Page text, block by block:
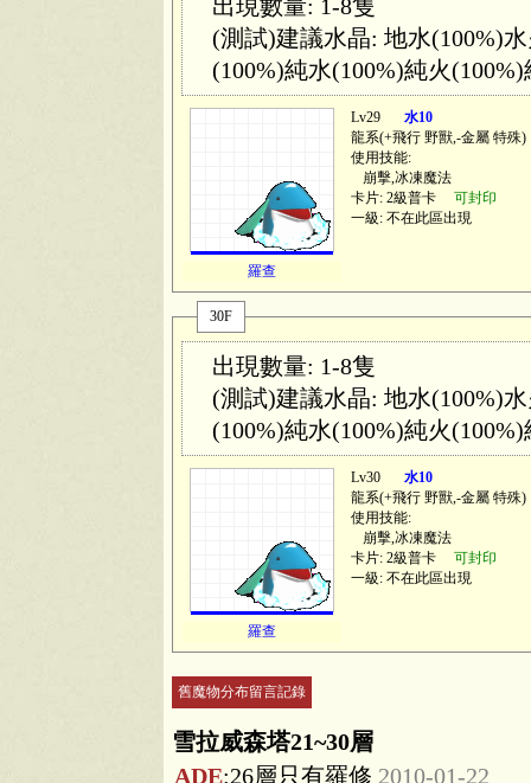
出現數量: 1-8隻
(測試)建議水晶: 地水(100%)
(100%)純水(100%)純火
羅查
Lv29
水10
龍系(+飛行 野獸,-金屬 特殊)
使用技能:
崩擊,冰凍魔法
卡片: 2級普卡 可封印
一級: 不在此區出現
30F
出現數量: 1-8隻
(測試)建議水晶: 地水(100%)
(100%)純水(100%)純火
羅查
Lv30
水10
龍系(+飛行 野獸,-金屬 特殊)
使用技能:
崩擊,冰凍魔法
卡片: 2級普卡 可封印
一級: 不在此區出現
舊魔物分布留言記錄
雪拉威森塔21~30層
ADE:26層只有羅修 2010-01-22